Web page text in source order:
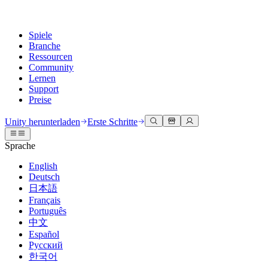
Spiele
Branche
Ressourcen
Community
Lernen
Support
Preise
Unity Engine
Erstellen Sie 2D- und 3D-Spiele für jede Plattform
Zusammenarbeit
Schnell mit Ihrem Team zusammenarbeiten und iterieren
Unity herunterladen
Abonnements und Preise
Bereitstellen
Multiplattform
3D-Zusammenarbeit
Erstellen und überprüfen Sie 3D-Projekte in Echtzeit
Immersive Schulung
In immersiven Umgebungen trainieren
Kundenerlebnisse
Interaktive 3D-Erlebnisse erstellen
Branchen
Fertigung
Dokumentation
Entwicklertools
Versionsfreigaben und Fehlerverfolgung
Roadmap
Bevorstehende Funktionen überprüfen
Glossar
Diskussionen
Veranstaltungen
Globale und lokale Veranstaltungen
Gemeinschaftsgeschichten
Made with Unity
Präsentation von Unity-Schöpfern
Unity Learn
Meistern Sie Unity-Fähigkeiten kostenlos
Professionelles Training
Verbessern Sie Ihr Team mit Unity-Trainern
Neu bei Unity
Erste Schritte
Beginnen Sie noch heute mit dem Lernen
Unity Essential Pathways
Hilfe erhalten
Wir helfen Ihnen, mit Unity erfolgreich zu sein
Erfolgspläne
Erreichen Sie Ihre Ziele schneller mit Expertenunterstützung
FAQ
Antworten auf häufige Fragen
Kontakt aufnehmen
Verbinden Sie sich mit unserem Team
Unity herunterladen Erste Schritte
Sprache
English
Deutsch
日本語
Français
Português
中文
Español
Русский
한국어